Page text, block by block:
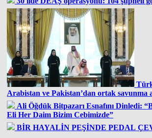
Arabistan ve Pakistan’dan ortak savunma
Ali Öğdük Bitpazarı Esnafını Dinledi:
Eli Her Daim Bizim Cebimizde”
BİR HAYALİN PEŞİNDE PEDAL